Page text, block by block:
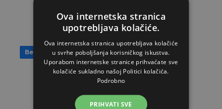
Besplatan prijevoz
Ova internetska stranica
upotrebljava kolačiće.
Ova internetska stranica upotrebljava kolačiće
u svrhe poboljšanja korisničkog iskustva.
Uporabom internetske stranice prihvaćate sve
kolačiće sukladno našoj Politici kolačića.
Podrobno
PRIHVATI SVE